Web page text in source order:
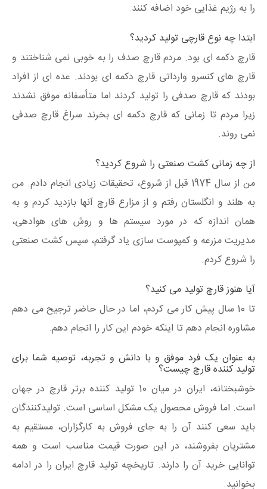
را به رژیم غذایی خود اضافه کنند.
ابتدا چه نوع قارچی تولید کردید؟
قارچ دکمه ای بود. مردم قارچ صدف را به خوبی نمی شناختند و
قارچ های کنسرو وارداتی قارچ دکمه ای بودند. عده ای از افراد
بودند که قارچ صدفی را تولید کردند اما متأسفانه موفق نشدند
زیرا مردم تا زمانی که قارچ دکمه ای بخرند سراغ قارچ صدفی
نمی روند.
از چه زمانی کشت صنعتی را شروع کردید؟
من از سال 1974 قبل از شروع، تحقیقات زیادی انجام دادم. من
به هلند و انگلستان رفتم و از مزارع قارچ آنها بازدید کردم و به
همان اندازه که در مورد سیستم ها و روش های هوادهی،
مدیریت مزرعه و کمپوست سازی یاد گرفتم، سپس کشت صنعتی
را شروع کردم.
آیا هنوز قارچ تولید می کنید؟
تا 10 سال پیش کار می کردم، اما در حال حاضر ترجیح می دهم
مشاوره انجام دهم تا اینکه خودم این کار را انجام دهم.
به عنوان یک فرد موفق و با دانش و تجربه، توصیه شما برای
تولید کننده قارچ چیست؟
خوشبختانه، ایران در میان 10 تولید کننده برتر قارچ در جهان
است. اما فروش محصول یک مشکل اساسی است. تولیدکنندگان
باید سعی کنند آن را به جای فروش به کارگزاران، مستقیم به
مشتریان بفروشند، در این صورت قیمت مناسب است و همه
توانایی خرید آن را دارند. تاریخچه تولید قارچ ایران را در ادامه
بخوانید.